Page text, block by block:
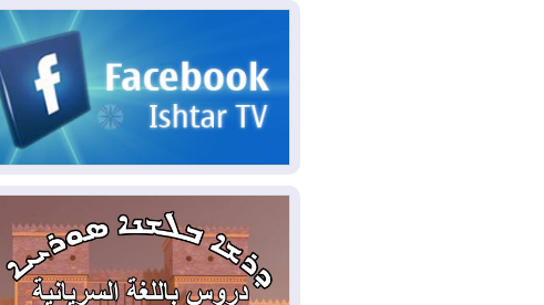
الأحمر
2026-08-06مئات القاصرين بلا مأوى.. أزمة
سبتة تتصاعد وتضغط على مدريد
لمدة عام.. بدء توريد 100
مليون قدم مكعب يومياً من غاز كورمور في
إقليم كوردستان إلى وزارة الكهرباء العراقية
2026-08-05
15كارثة بيئية ومناخية ترسم
ملامح أخطر التحديات التي تواجه العراق
اليوم